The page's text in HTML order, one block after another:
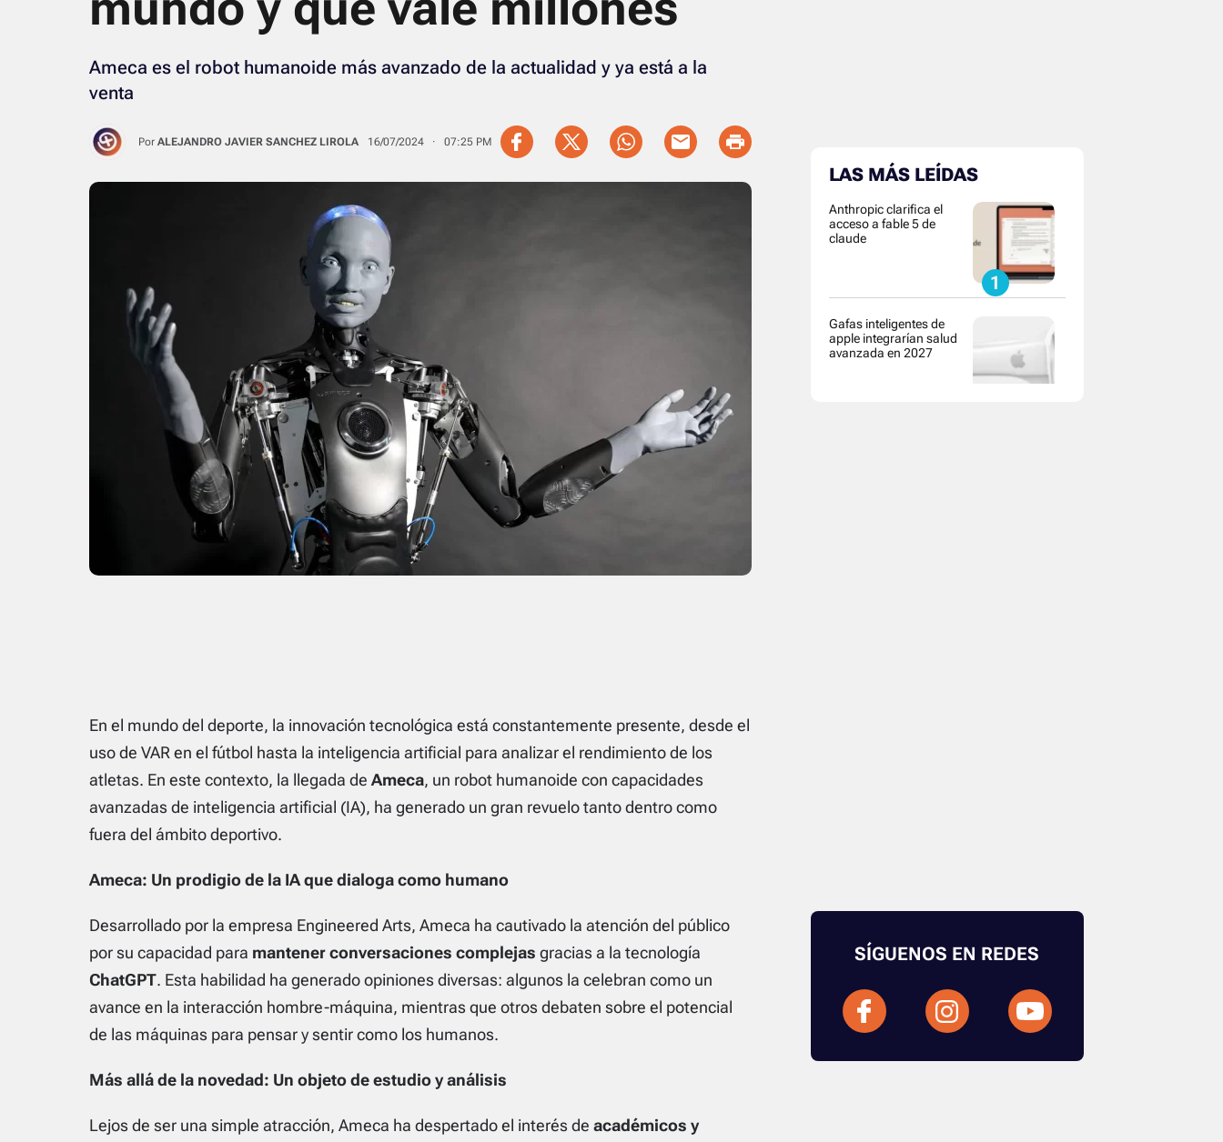
Ameca es el robot humanoide más avanzado de la actualidad y ya está a la
venta
Por ALEJANDRO JAVIER SANCHEZ LIROLA 16/07/2024 · 07:25 PM
En el mundo del deporte, la innovación tecnológica está constantemente presente, desde el
uso de VAR en el fútbol hasta la inteligencia artificial para analizar el rendimiento de los
atletas. En este contexto, la llegada de Ameca, un robot humanoide con capacidades
avanzadas de inteligencia artificial (IA), ha generado un gran revuelo tanto dentro como
fuera del ámbito deportivo.
Ameca: Un prodigio de la IA que dialoga como humano
Desarrollado por la empresa Engineered Arts, Ameca ha cautivado la atención del público
por su capacidad para mantener conversaciones complejas gracias a la tecnología
ChatGPT. Esta habilidad ha generado opiniones diversas: algunos la celebran como un
avance en la interacción hombre-máquina, mientras que otros debaten sobre el potencial
de las máquinas para pensar y sentir como los humanos.
Más allá de la novedad: Un objeto de estudio y análisis
Lejos de ser una simple atracción, Ameca ha despertado el interés de académicos y
LAS MÁS LEÍDAS
Anthropic clarifica el
acceso a fable 5 de
claude
Gafas inteligentes de
apple integrarían salud
avanzada en 2027
SÍGUENOS EN REDES